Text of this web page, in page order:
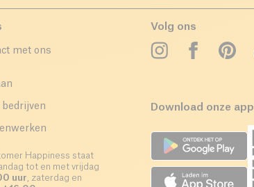
met ons
bedrijven
Happiness staat
tot en met vrijdag
uur , zaterdag en
Volg ons
Download onze app